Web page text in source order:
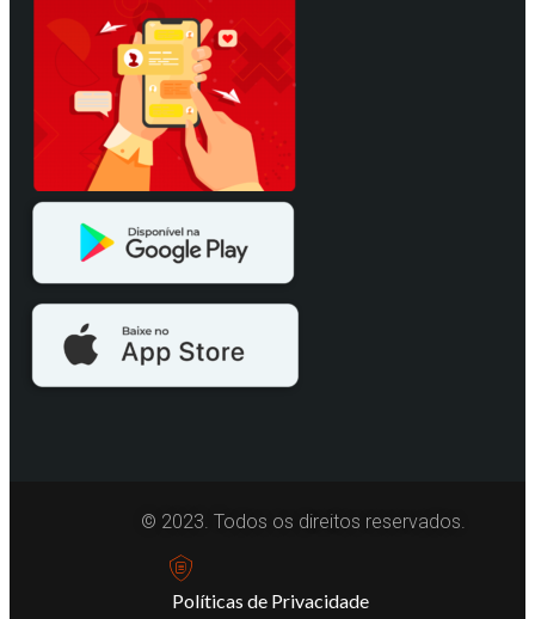
© 2023. Todos os direitos reservados.
Políticas de Privacidade